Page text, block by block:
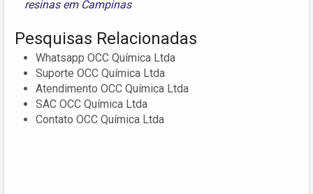
resinas em Campinas
Pesquisas Relacionadas
Whatsapp OCC Química Ltda
Suporte OCC Química Ltda
Atendimento OCC Química Ltda
SAC OCC Química Ltda
Contato OCC Química Ltda